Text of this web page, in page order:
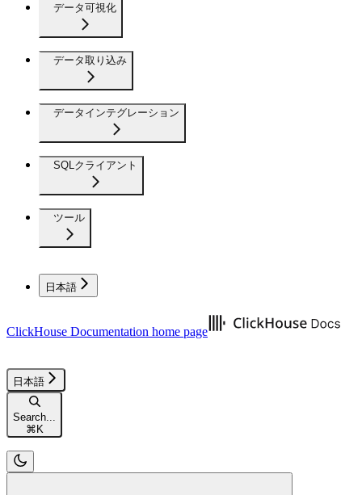
データ可視化
データ取り込み
データインテグレーション
SQLクライアント
ツール
日本語
ClickHouse Documentation home page
日本語
Search...
⌘ K